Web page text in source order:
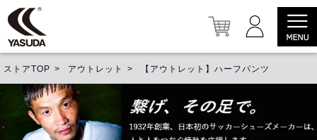
ストアTOP アウトレット 【アウトレット】ハーフパンツ